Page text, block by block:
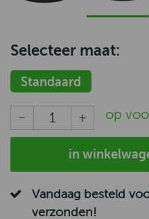
Selecteer maat:
Standaard
op
in
Vandaag besteld
verzonden!